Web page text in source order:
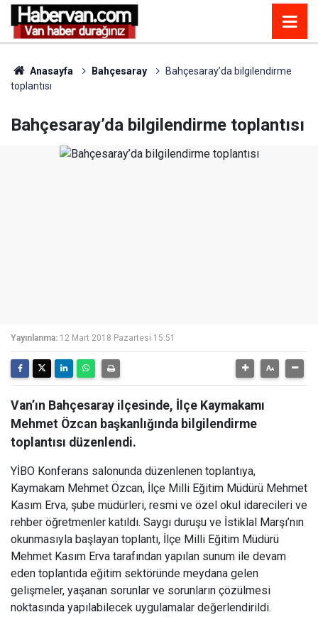
Anasayfa Bahçesaray
Bahçesaray’da bilgilendirme
toplantısı
Bahçesaray’da bilgilendirme toplantısı
Yayınlanma: 12 Mart 2018 Pazartesi 15:51
Van’ın Bahçesaray ilçesinde, İlçe Kaymakamı
Mehmet Özcan başkanlığında bilgilendirme
toplantısı düzenlendi.
YİBO Konferans salonunda düzenlenen toplantıya,
Kaymakam Mehmet Özcan, İlçe Milli Eğitim Müdürü Mehmet
Kasım Erva, şube müdürleri, resmi ve özel okul idarecileri ve
rehber öğretmenler katıldı. Saygı duruşu ve İstiklal Marşı’nın
okunmasıyla başlayan toplantı, İlçe Milli Eğitim Müdürü
Mehmet Kasım Erva tarafından yapılan sunum ile devam
eden toplantıda eğitim sektöründe meydana gelen
gelişmeler, yaşanan sorunlar ve sorunların çözülmesi
noktasında yapılabilecek uygulamalar değerlendirildi.